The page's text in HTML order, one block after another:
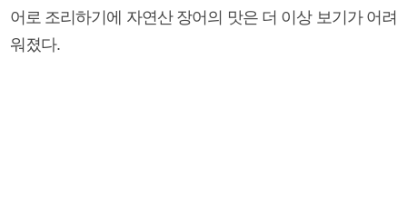
어로 조리하기에 자연산 장어의 맛은 더 이상 보기가 어려
워졌다.